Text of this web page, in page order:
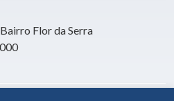
Flor da Serra